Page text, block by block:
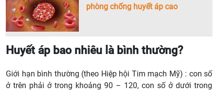
phòng chống huyết áp cao
Huyết áp bao nhiêu là bình thường?
Giới hạn bình thường (theo Hiệp hội Tim mạch Mỹ) : con số
ở trên phải ở trong khoảng 90 – 120, con số ở dưới trong